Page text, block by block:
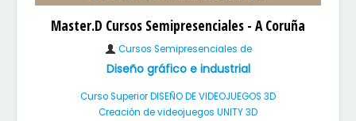
Master.D Cursos Semipresenciales - A Coruña
Cursos Semipresenciales de
Diseño gráfico e industrial
Curso Superior DISEÑO DE VIDEOJUEGOS 3D
Creación de videojuegos UNITY 3D